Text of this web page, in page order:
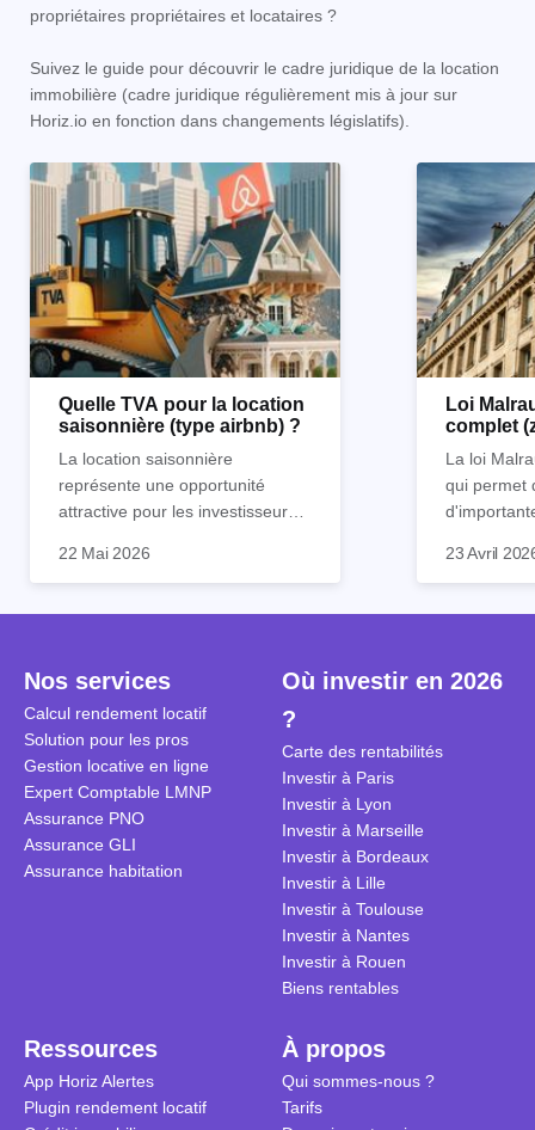
propriétaires propriétaires et locataires ?
Suivez le guide pour découvrir le cadre juridique de la location
immobilière (cadre juridique régulièrement mis à jour sur
Horiz.io en fonction dans changements législatifs).
Quelle TVA pour la location
saisonnière (type airbnb) ?
La location saisonnière
représente une opportunité
attractive pour les investisseurs
patrimoine et générer des
Cependant, il est crucial de
notamment la TVA, afin
d'optimiser cette activité.
Et qu’a-t-on appris à la rentrée
la TVA est généralisé pour les
saisonnière dans certaines
conditions. On fait le point dans
cet article.
22 Mai 2026
Loi
complet
La loi
qui permet
immobilier.
historique
quelles
pour en
23 Avril
Nos services
Calcul rendement locatif
Solution pour les pros
Gestion locative en ligne
Expert Comptable LMNP
Assurance PNO
Assurance GLI
Assurance habitation
Où investir en 2026
?
Carte des rentabilités
Investir à Paris
Investir à Lyon
Investir à Marseille
Investir à Bordeaux
Investir à Lille
Investir à Toulouse
Investir à Nantes
Investir à Rouen
Biens rentables
Ressources
App Horiz Alertes
Plugin rendement locatif
À propos
Qui sommes-nous ?
Tarifs